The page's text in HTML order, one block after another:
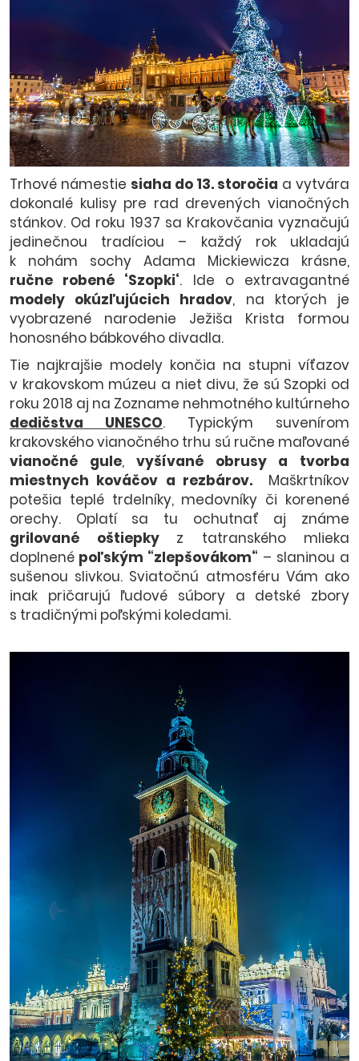
Trhové námestie siaha do 13. storočia a vytvára
dokonalé kulisy pre rad drevených vianočných
stánkov. Od roku 1937 sa Krakovčania vyznačujú
jedinečnou tradíciou – každý rok ukladajú
k nohám sochy Adama Mickiewicza krásne,
ručne robené ‘Szopki‘. Ide o extravagantné
modely okúzľujúcich hradov, na ktorých je
vyobrazené narodenie Ježiša Krista formou
honosného bábkového divadla.
Tie najkrajšie modely končia na stupni víťazov
v krakovskom múzeu a niet divu, že sú Szopki od
roku 2018 aj na Zozname nehmotného kultúrneho
dedičstva UNESCO. Typickým suvenírom
krakovského vianočného trhu sú ručne maľované
vianočné gule,vyšívané obrusy a tvorba
miestnych kováčov a rezbárov.
Maškrtníkov
potešia teplé trdelníky, medovníky či korenené
orechy. Oplatí sa tu ochutnať aj známe
grilované oštiepky z tatranského mlieka
doplnené poľským “zlepšovákom“ – slaninou a
sušenou slivkou. Sviatočnú atmosféru Vám ako
inak pričarujú ľudové súbory a detské zbory
s tradičnými poľskými koledami.